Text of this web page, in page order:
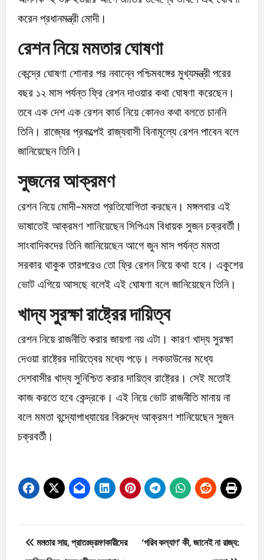
করেন প্রধানমন্ত্রী মোদী।
রেশন নিয়ে মমতার ঘোষণা
কেন্দ্রে ঘোষণা শোনার পর নবান্নে পশ্চিমবঙ্গের মুখ্যমন্ত্রী পরের
বছর ১২ মাস পর্যন্ত ফ্রি রেশন দাওয়ার কথা ঘোষণা করেছেন।
তবে এক দেশ এক রেশন কার্ড নিয়ে কোনও কথা বলতে চাননি
তিনি। রাজ্যের প্রকল্পেই রাজ্যবাসী বিনামূল্যে রেশন পাবেন বলে
জানিয়েছেন তিনি।
সুজনের আক্রমণ
রেশন নিয়ে মোদী-মমতা প্রতিযোগিতা করছেন। মঙ্গলবার এই
ভাষাতেই আক্রমণ শানিয়েছেন সিপিএম বিধায়ক সুজন চক্রবর্তী।
সাংবাদিকদের তিনি জানিয়েছেন আগে জুন মাস পর্যন্ত মমতা
সরকার থাকুক তারপরেও তো ফ্রি রেশন নিয়ে কথা হবে। একুশের
ভোট এগিয়ে আসছে বলেই এই ঘোষণা বলে জানিয়েছেন তিনি।
খাদ্য সুরক্ষা রাষ্ট্রের দায়িত্ব
রেশন নিয়ে রাজনীতি করার জায়গা নয় এটা। কারণ খাদ্য সুরক্ষা
দেওয়া রাষ্ট্রের দায়িত্বের মধ্যে পড়ে। লকডাউনের মধ্যে
দেশবাসীর খাদ্য সুনিশ্চিত করার দায়িত্ব রাষ্ট্রের। সেই মতোই
কাজ করতে হবে কেন্দ্রকে। এই নিয়ে ভোট রাজনীতি মানায় না
বলে মমতা বন্দ্যোপাধ্যায়ের বিরুদ্ধে আক্রমণ শানিয়েছেন সুজন
চক্রবর্তী।
Post
মমতার সায়, প্রাতঃভ্রমণকারীদের
‘গরিব কল্যাণ’ কী, জানেই না রাজ্য: